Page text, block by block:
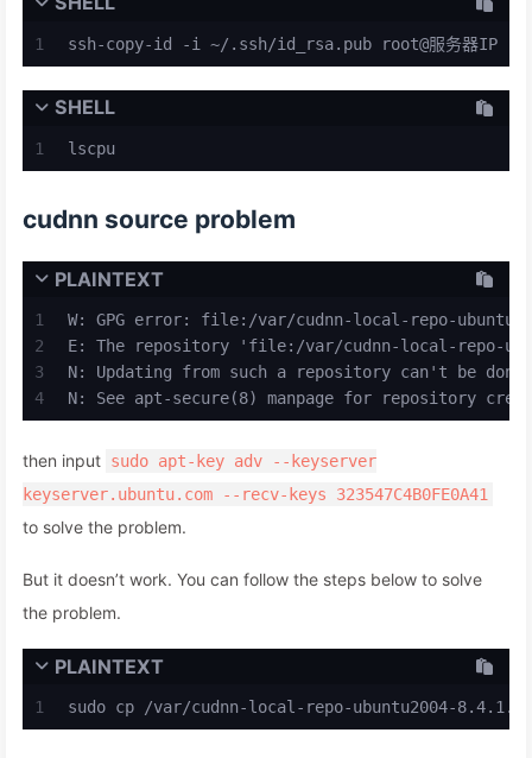
1 ssh-copy-id -i ~/.ssh/id_rsa.pub root@服务器IP
SHELL
1 lscpu
cudnn source problem
PLAINTEXT
1
2
3
4
W: GPG error: file:/var/cudnn-local-repo-
E: The repository 'file:/var/cudnn-local-repo-
N: Updating from such a repository can't be
N: See apt-secure(8) manpage for repository
then input sudo apt-key adv --keyserver
keyserver.ubuntu.com --recv-keys 323547C4B0FE0A41
to solve the problem.
But it doesn’t work. You can follow the steps below to solve
the problem.
PLAINTEXT
1 sudo cp /var/cudnn-local-repo-ubuntu2004-